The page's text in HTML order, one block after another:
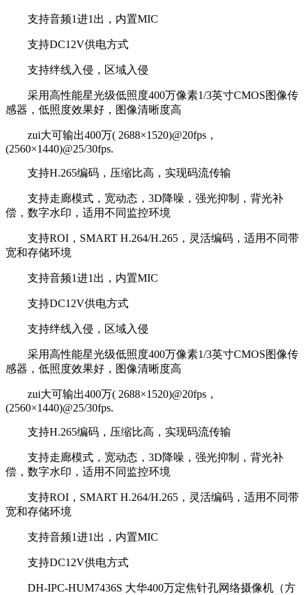
支持音频1进1出，内置MIC
支持DC12V供电方式
支持绊线入侵，区域入侵
采用高性能星光级低照度400万像素1/3英寸CMOS图像传
感器，低照度效果好，图像清晰度高
zui大可输出400万( 2688×1520)@20fps，
(2560×1440)@25/30fps.
支持H.265编码，压缩比高，实现码流传输
支持走廊模式，宽动态，3D降噪，强光抑制，背光补
偿，数字水印，适用不同监控环境
支持ROI，SMART H.264/H.265，灵活编码，适用不同带
宽和存储环境
支持音频1进1出，内置MIC
支持DC12V供电方式
支持绊线入侵，区域入侵
采用高性能星光级低照度400万像素1/3英寸CMOS图像传
感器，低照度效果好，图像清晰度高
zui大可输出400万( 2688×1520)@20fps，
(2560×1440)@25/30fps.
支持H.265编码，压缩比高，实现码流传输
支持走廊模式，宽动态，3D降噪，强光抑制，背光补
偿，数字水印，适用不同监控环境
支持ROI，SMART H.264/H.265，灵活编码，适用不同带
宽和存储环境
支持音频1进1出，内置MIC
支持DC12V供电方式
DH-IPC-HUM7436S 大华400万定焦针孔网络摄像机（方